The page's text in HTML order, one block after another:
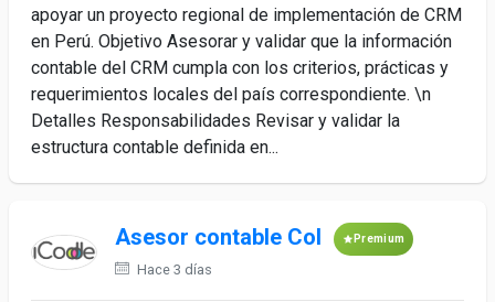
apoyar un proyecto regional de implementación de CRM
en Perú. Objetivo Asesorar y validar que la información
contable del CRM cumpla con los criterios, prácticas y
requerimientos locales del país correspondiente. \n
Detalles Responsabilidades Revisar y validar la
estructura contable definida en...
Asesor contable Col Premium
Hace 3 días